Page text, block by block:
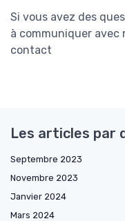
Si vous avez des
à communiquer
contact
Les articles par
Septembre 2023
Novembre 2023
Janvier 2024
Mars 2024